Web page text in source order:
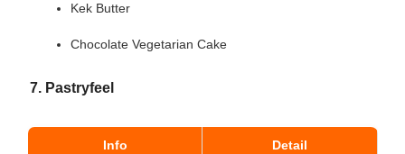
Kek Butter
Chocolate Vegetarian Cake
7. Pastryfeel
Info Detail